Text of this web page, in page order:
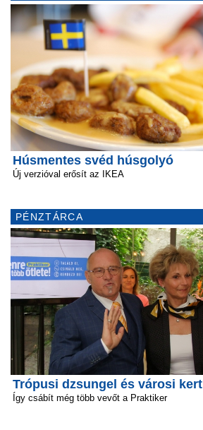
Húsmentes svéd húsgolyó
Új verzióval erősít az IKEA
PÉNZTÁRCA
Trópusi dzsungel és városi kert
Így csábít még több vevőt a Praktiker